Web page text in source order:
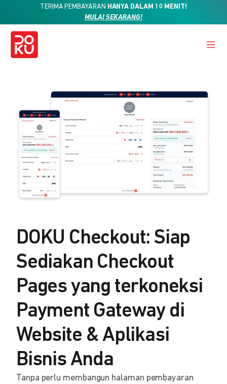
TERIMA PEMBAYARAN HANYA DALAM 10 MENIT!
MULAI SEKARANG!
DOKU Checkout: Siap
Sediakan Checkout
Pages yang terkoneksi
Payment Gateway di
Website & Aplikasi
Bisnis Anda
Tanpa perlu membangun halaman pembayaran